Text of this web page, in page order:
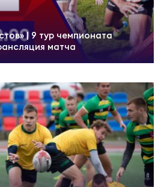
| 9 тур чемпионата
матча